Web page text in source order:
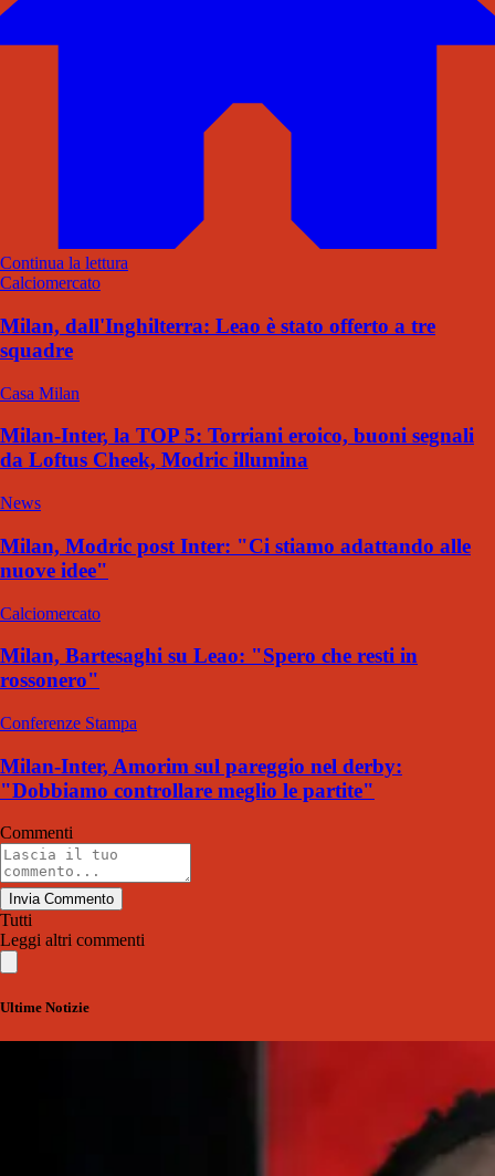
Continua la lettura
Calciomercato
Milan, dall'Inghilterra: Leao è stato offerto a tre
squadre
Casa Milan
Milan-Inter, la TOP 5: Torriani eroico, buoni segnali
da Loftus Cheek, Modric illumina
News
Milan, Modric post Inter: "Ci stiamo adattando alle
nuove idee"
Calciomercato
Milan, Bartesaghi su Leao: "Spero che resti in
rossonero"
Conferenze Stampa
Milan-Inter, Amorim sul pareggio nel derby:
"Dobbiamo controllare meglio le partite"
Commenti
Invia Commento
Tutti
Leggi altri commenti
Ultime Notizie